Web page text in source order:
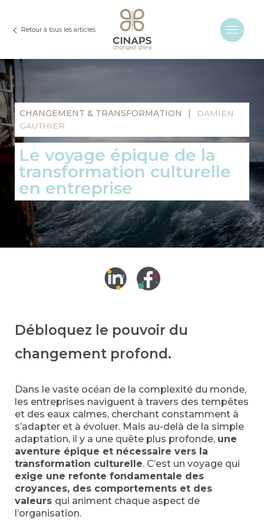
Retour à tous les articles
CHANGEMENT & TRANSFORMATION |
DAMIEN
GAUTHIER
Le voyage épique de la
transformation culturelle
en entreprise
Débloquez le pouvoir du
changement profond.
Dans le vaste océan de la complexité du monde,
les entreprises naviguent à travers des tempêtes
et des eaux calmes, cherchant constamment à
s’adapter et à évoluer. Mais au-delà de la simple
adaptation, il y a une quête plus profonde, une
aventure épique et nécessaire vers la
transformation culturelle. C’est un voyage qui
exige une refonte fondamentale des
croyances, des comportements et des
valeurs qui animent chaque aspect de
l’organisation.